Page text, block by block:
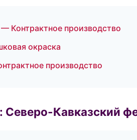
Контрактное производство
окраска
производство
Северо-Кавказский